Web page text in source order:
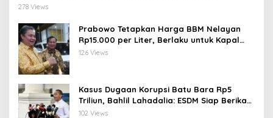
278 Views
Prabowo Tetapkan Harga BBM Nelayan
Rp15.000 per Liter, Berlaku untuk Kapal
30-200 GT
126 Views
Kasus Dugaan Korupsi Batu Bara Rp5
Triliun, Bahlil Lahadalia: ESDM Siap Berikan
Data
102 Views